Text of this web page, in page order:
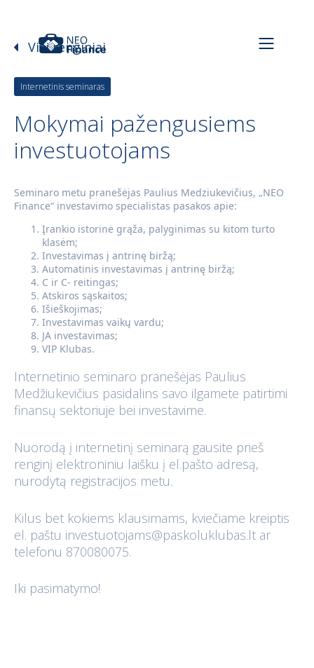
Visi renginiai
Internetinis seminaras
Mokymai pažengusiems
investuotojams
Seminaro metu pranešėjas Paulius Medziukevičius, „NEO
Finance“ investavimo specialistas pasakos apie:
Įrankio istorinė grąža, palyginimas su kitom turto
klasėm;
Investavimas į antrinę biržą;
Automatinis investavimas į antrinę biržą;
C ir C- reitingas;
Atskiros sąskaitos;
Išieškojimas;
Investavimas vaikų vardu;
JA investavimas;
VIP Klubas.
Internetinio seminaro pranešėjas Paulius
Medžiukevičius pasidalins savo ilgamete patirtimi
finansų sektoriuje bei investavime.
Nuorodą į internetinį seminarą gausite prieš
renginį elektroniniu laišku į el.pašto adresą,
nurodytą registracijos metu.
Kilus bet kokiems klausimams, kviečiame kreiptis
el. paštu investuotojams@paskoluklubas.lt ar
telefonu 870080075.
Iki pasimatymo!